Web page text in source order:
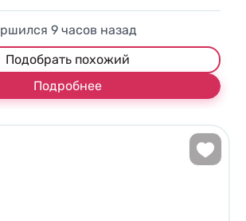
9 часов назад
Подобрать похожий
Подробнее